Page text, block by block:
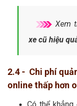
Xem
xe cũ hiệu
2.4 - Chi phí
online thấp hơn